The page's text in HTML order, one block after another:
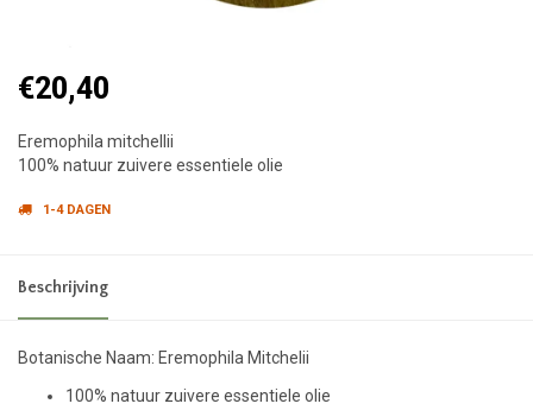
€20,40
Eremophila mitchellii
100% natuur zuivere essentiele olie
1-4 DAGEN
Beschrijving
Botanische Naam: Eremophila Mitchelii
100% natuur zuivere essentiele olie